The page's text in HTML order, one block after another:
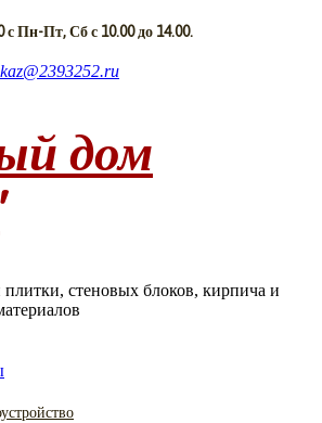
с Пн-Пт, Сб с 10.00 до 14.00.
дом
стеновых блоков, кирпича и